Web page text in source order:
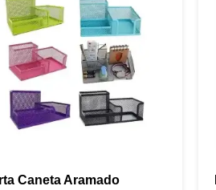
Caneta Aramado